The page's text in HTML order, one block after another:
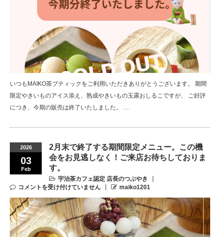
いつもMAIKO茶ブティックをご利用いただきありがとうございます。 期間
限定やきいものアイス添え、熟成やきいもの玉露おしるこですが、 ご好評
につき、今期の販売は終了いたしました。 …
2026
03
Feb
2月末で終了する期間限定メニュー。この機
会をお見逃しなく！ご来店お待ちしておりま
す。
宇治茶カフェ認定 店長のつぶやき
コメントを受け付けていません
maiko1201